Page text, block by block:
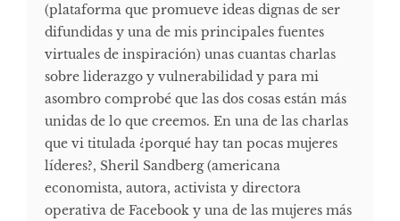
(plataforma que promueve ideas dignas de ser
difundidas y una de mis principales fuentes
virtuales de inspiración) unas cuantas charlas
sobre liderazgo y vulnerabilidad y para mi
asombro comprobé que las dos cosas están más
unidas de lo que creemos. En una de las charlas
que vi titulada ¿porqué hay tan pocas mujeres
líderes?, Sheril Sandberg (americana
economista, autora, activista y directora
operativa de Facebook y una de las mujeres más